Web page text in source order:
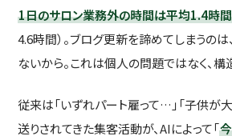
1日のサロン業務外の時間は平均1.4時間
4.6時間）。ブログ更新を諦めてしまうの
ないから。これは個人の問題ではなく、構
従来は「いずれパート雇って…」「子供が
送りされてきた集客活動が、AIによって「